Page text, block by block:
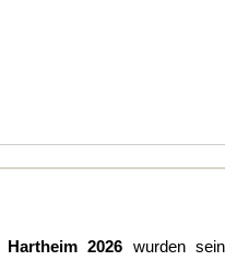
Hartheim 2026 wurden